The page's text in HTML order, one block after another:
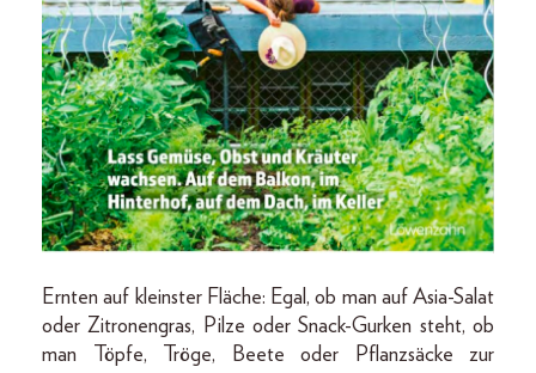
Ernten auf kleinster Fläche: Egal, ob man auf Asia-Salat
oder Zitronengras, Pilze oder Snack-Gurken steht, ob
man Töpfe, Tröge, Beete oder Pflanzsäcke zur